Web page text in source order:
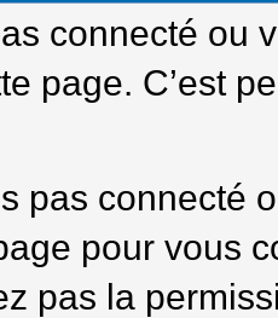
connecté ou
page. C’est
pas connecté
pour vous
pas la